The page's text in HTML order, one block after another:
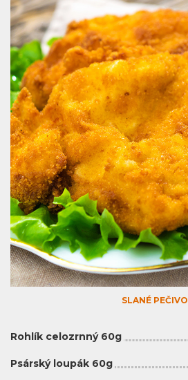
SLANÉ PEČIVO
Rohlík celozrnný 60g
Psárský loupák 60g